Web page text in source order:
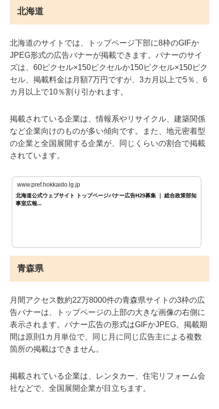
北海道
北海道のサイトでは、トップページ下部に8枠のGIFか
JPEG形式の広告バナーが掲載できます。バナーのサイ
ズは、60ピクセル×150ピクセルか150ピクセル×150ピク
セル、掲載料金は月額7万円ですが、3カ月以上で5％、6
カ月以上で10％割り引かれます。
掲載されている企業は、情報系やリサイクル、建築関係
など企業向けのものが多い傾向です。また、地元密着型
の企業と全国展開する企業が、同じくらいの割合で掲載
されています。
www.pref.hokkaido.lg.jp
北海道公式ウェブサイト トップページバナー広告H29募集 ｜ 総合政策部知
事室広報...
青森県
月間アクセス数約22万8000件の青森県サイトの3枠の広
告バナーは、トップページの上部の大きな画像の右側に
表示されます。バナー広告の形式はGIFかJPEG。掲載期
間は原則1カ月単位で、同じ月に同じ広告主による複数
箇所の掲載はできません。
掲載されている企業は、レンタカー、住宅リフォーム会
社などで、全国展開企業が目立ちます。